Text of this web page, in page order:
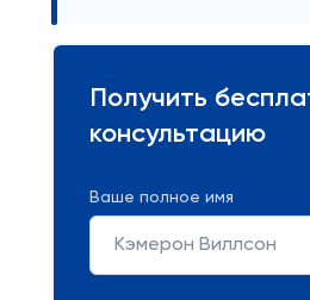
Получить
консультацию
Ваше полное имя